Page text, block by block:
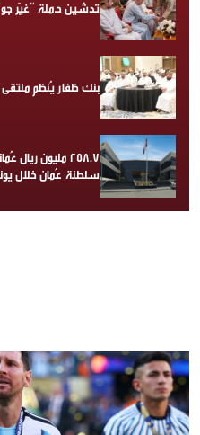
تدشين حملة “غيّر
بنك ظفار يُنظم
258.7 مليون
سلطنة عُمان خلال يونيو